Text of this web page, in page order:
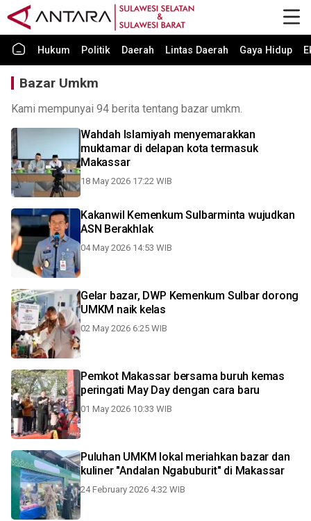
Hukum Politik Daerah Lintas Daerah Gaya Hidup
Bazar Umkm
Kami mempunyai 94 berita tentang bazar umkm.
Wahdah Islamiyah menyemarakkan
muktamar di delapan kota termasuk
Makassar
18 May 2026 17:22 WIB
Kakanwil Kemenkum Sulbarminta wujudkan
ASN Berakhlak
04 May 2026 14:53 WIB
Gelar bazar, DWP Kemenkum Sulbar dorong
UMKM naik kelas
02 May 2026 6:25 WIB
Pemkot Makassar bersama buruh kemas
peringati May Day dengan cara baru
01 May 2026 10:33 WIB
Puluhan UMKM lokal meriahkan bazar dan
kuliner "Andalan Ngabuburit" di Makassar
24 February 2026 4:32 WIB